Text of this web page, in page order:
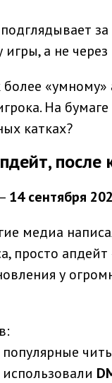
а не
более
На
катках?
после
14 сентября
медиа
просто
у